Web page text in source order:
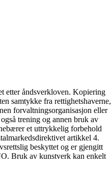
etter åndsverkloven. Kopiering
samtykke fra rettighetshaverne,
forvaltningsorganisasjon eller
trening og annen bruk av
et uttrykkelig forbehold
artikkel 4.
beskyttet og er gjengitt
Bruk av kunstverk kan enkelt